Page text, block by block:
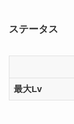
ステータス
最大Lv